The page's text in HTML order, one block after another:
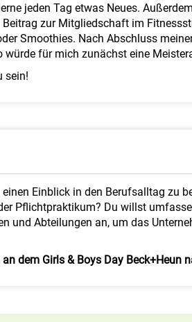
jeden Tag etwas Neues.
zur Mitgliedschaft im
Smoothies. Nach Abschluss
würde für mich zunächst eine
sein!
Einblick in den Berufsalltag zu
Pflichtpraktikum? Du willst
und Abteilungen an, um das
dem Girls & Boys Day Beck+Heun